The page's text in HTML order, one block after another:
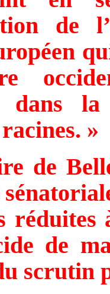
de
dans
»
de
de
scrutin